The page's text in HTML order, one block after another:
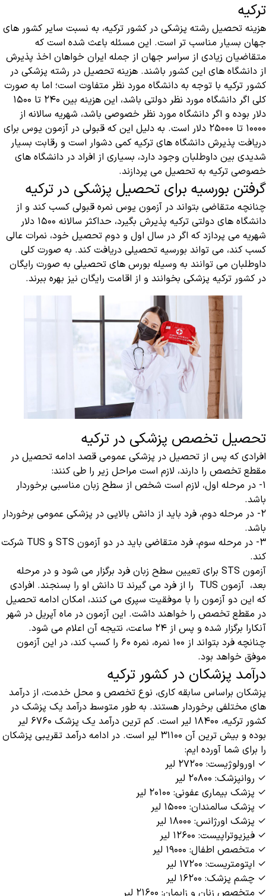
ترکیه
هزینه تحصیل رشته پزشکی در کشور ترکیه، به نسبت سایر کشور های
جهان بسیار مناسب تر است. این مسئله باعث شده است که
متقاضیان زیادی از سراسر جهان از جمله ایران خواهان اخذ پذیرش
از دانشگاه های این کشور باشند. هزینه تحصیل در رشته پزشکی در
کشور ترکیه با توجه به دانشگاه مورد نظر متفاوت است؛ اما به صورت
کلی اگر دانشگاه مورد نظر دولتی باشد، این هزینه بین ۲۴۰ تا ۱۵۰۰
دلار بوده و اگر دانشگاه مورد نظر خصوصی باشد، شهریه سالانه از
۱۰۰۰۰ تا ۲۵۰۰۰ دلار است. به دلیل این که قبولی در آزمون یوس برای
دریافت پذیرش دانشگاه های ترکیه کمی دشوار است و رقابت بسیار
شدیدی بین داوطلبان وجود دارد، بسیاری از افراد در دانشگاه های
خصوصی ترکیه به تحصیل می پردازند.
گرفتن بورسیه برای تحصیل پزشکی در ترکیه
چنانچه متقاضی بتواند در آزمون یوس نمره قبولی کسب کند و از
دانشگاه های دولتی ترکیه پذیرش بگیرد، حداکثر سالانه ۱۵۰۰ دلار
شهریه می پردازد که اگر در سال اول و دوم تحصیل خود، نمرات عالی
کسب کند، می تواند بورسیه تحصیلی دریافت کند. به صورت کلی
داوطلبان می توانند به وسیله بورس های تحصیلی به صورت رایگان
در کشور ترکیه پزشکی بخوانند و از اقامت رایگان نیز بهره ببرند.
تحصیل تخصص پزشکی در ترکیه
افرادی که پس از تحصیل در پزشکی عمومی قصد ادامه تحصیل در
مقطع تخصص را دارند، لازم است مراحل زیر را طی کنند:
۱- در مرحله اول، لازم است شخص از سطح زبان مناسبی برخوردار
باشد.
۲- در مرحله دوم، فرد باید از دانش بالایی در پزشکی عمومی برخوردار
باشد.
۳- در مرحله سوم، فرد متقاضی باید در دو آزمون STS و TUS شرکت
کند.
آزمون STS برای تعیین سطح زبان فرد برگزار می شود و در مرحله
بعد، آزمون TUS را از فرد می گیرند تا دانش او را بسنجند. افرادی
که این دو آزمون را با موفقیت سپری می کنند، امکان ادامه تحصیل
در مقطع تخصص را خواهند داشت. این آزمون در ماه آپریل در شهر
آنکارا برگزار شده و پس از ۲۴ ساعت، نتیجه آن اعلام می شود.
چنانچه فرد بتواند از ۱۰۰ نمره، نمره ۶۰ را کسب کند، در این آزمون
موفق خواهد بود.
درآمد پزشکان در کشور ترکیه
پزشکان براساس سابقه کاری، نوع تخصص و محل خدمت، از درآمد
های مختلفی برخوردار هستند. به طور متوسط درآمد یک پزشک در
کشور ترکیه، ۱۸۴۰۰ لیر است. کم ترین درآمد یک پزشک ۶۷۶۰ لیر
بوده و بیش ترین آن ۳۱۱۰۰ لیر است. در ادامه درآمد تقریبی پزشکان
را برای شما آورده ایم:
✓ اورولوژیست: ۲۷۲۰۰ لیر
✓ روانپزشک: ۲۰۸۰۰ لیر
✓ پزشک بیماری عفونی: ۲۰۱۰۰ لیر
✓ پزشک سالمندان: ۱۵۰۰۰ لیر
✓ پزشک اورژانس: ۱۸۰۰۰ لیر
✓ فیزیوتراپیست: ۱۲۶۰۰ لیر
✓ متخصص اطفال: ۱۹۰۰۰ لیر
✓ اپتومتریست: ۱۷۲۰۰ لیر
✓ چشم پزشک: ۱۶۲۰۰ لیر
✓ متخصص زنان و زایمان: ۲۱۶۰۰ لیر